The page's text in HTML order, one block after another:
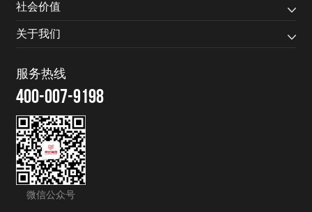
社会价值
关于我们
服务热线
400-007-9198
微信公众号